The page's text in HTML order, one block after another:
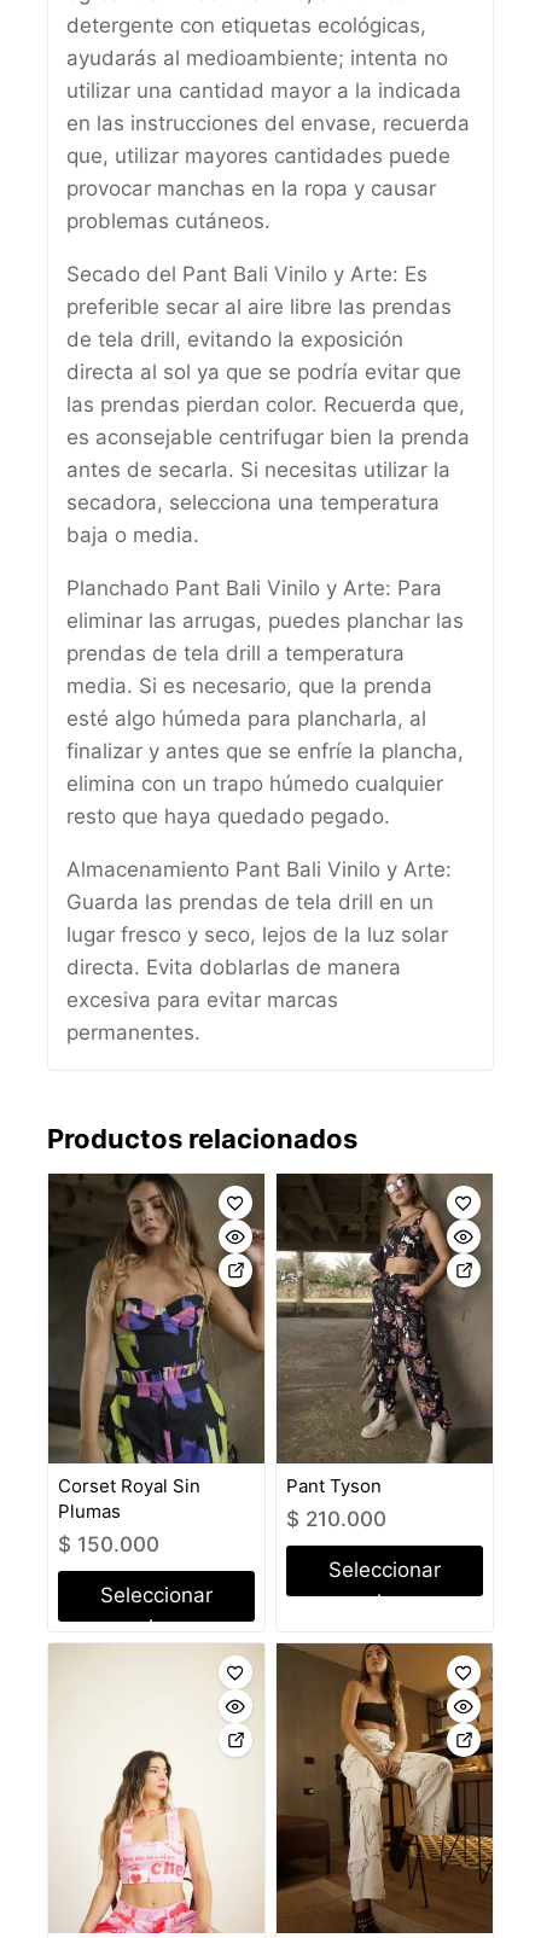
detergente con etiquetas ecológicas,
ayudarás al medioambiente; intenta no
utilizar una cantidad mayor a la indicada
en las instrucciones del envase, recuerda
que, utilizar mayores cantidades puede
provocar manchas en la ropa y causar
problemas cutáneos.
Secado del Pant Bali Vinilo y Arte: Es
preferible secar al aire libre las prendas
de tela drill, evitando la exposición
directa al sol ya que se podría evitar que
las prendas pierdan color. Recuerda que,
es aconsejable centrifugar bien la prenda
antes de secarla. Si necesitas utilizar la
secadora, selecciona una temperatura
baja o media.
Planchado Pant Bali Vinilo y Arte: Para
eliminar las arrugas, puedes planchar las
prendas de tela drill a temperatura
media. Si es necesario, que la prenda
esté algo húmeda para plancharla, al
finalizar y antes que se enfríe la plancha,
elimina con un trapo húmedo cualquier
resto que haya quedado pegado.
Almacenamiento Pant Bali Vinilo y Arte:
Guarda las prendas de tela drill en un
lugar fresco y seco, lejos de la luz solar
directa. Evita doblarlas de manera
excesiva para evitar marcas
permanentes.
Productos relacionados
Corset Royal Sin
Plumas
$ 150.000
Seleccionar
opciones
Pant Tyson
$ 210.000
Seleccionar
opciones